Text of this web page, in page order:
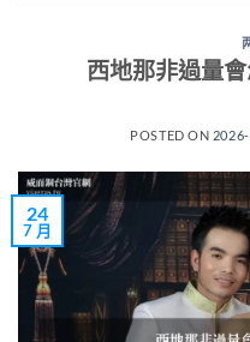
西地那非過量
POSTED ON
24
7 月